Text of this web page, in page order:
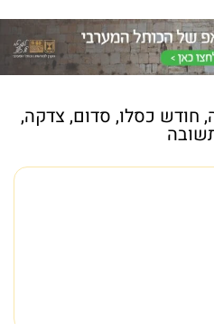
, חודש כסלו, סדום, צדקה,